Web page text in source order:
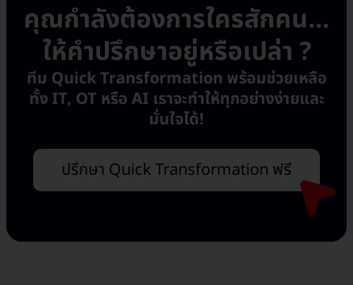
คุณกำลังต้องการใครสักคน...
ให้คำปรึกษาอยู่หรือเปล่า ?
ทีม Quick Transformation พร้อมช่วยเหลือ
ทั้ง IT, OT หรือ AI เราจะทำให้ทุกอย่างง่ายและ
มั่นใจได้!
ปรึกษา Quick Transformation ฟรี